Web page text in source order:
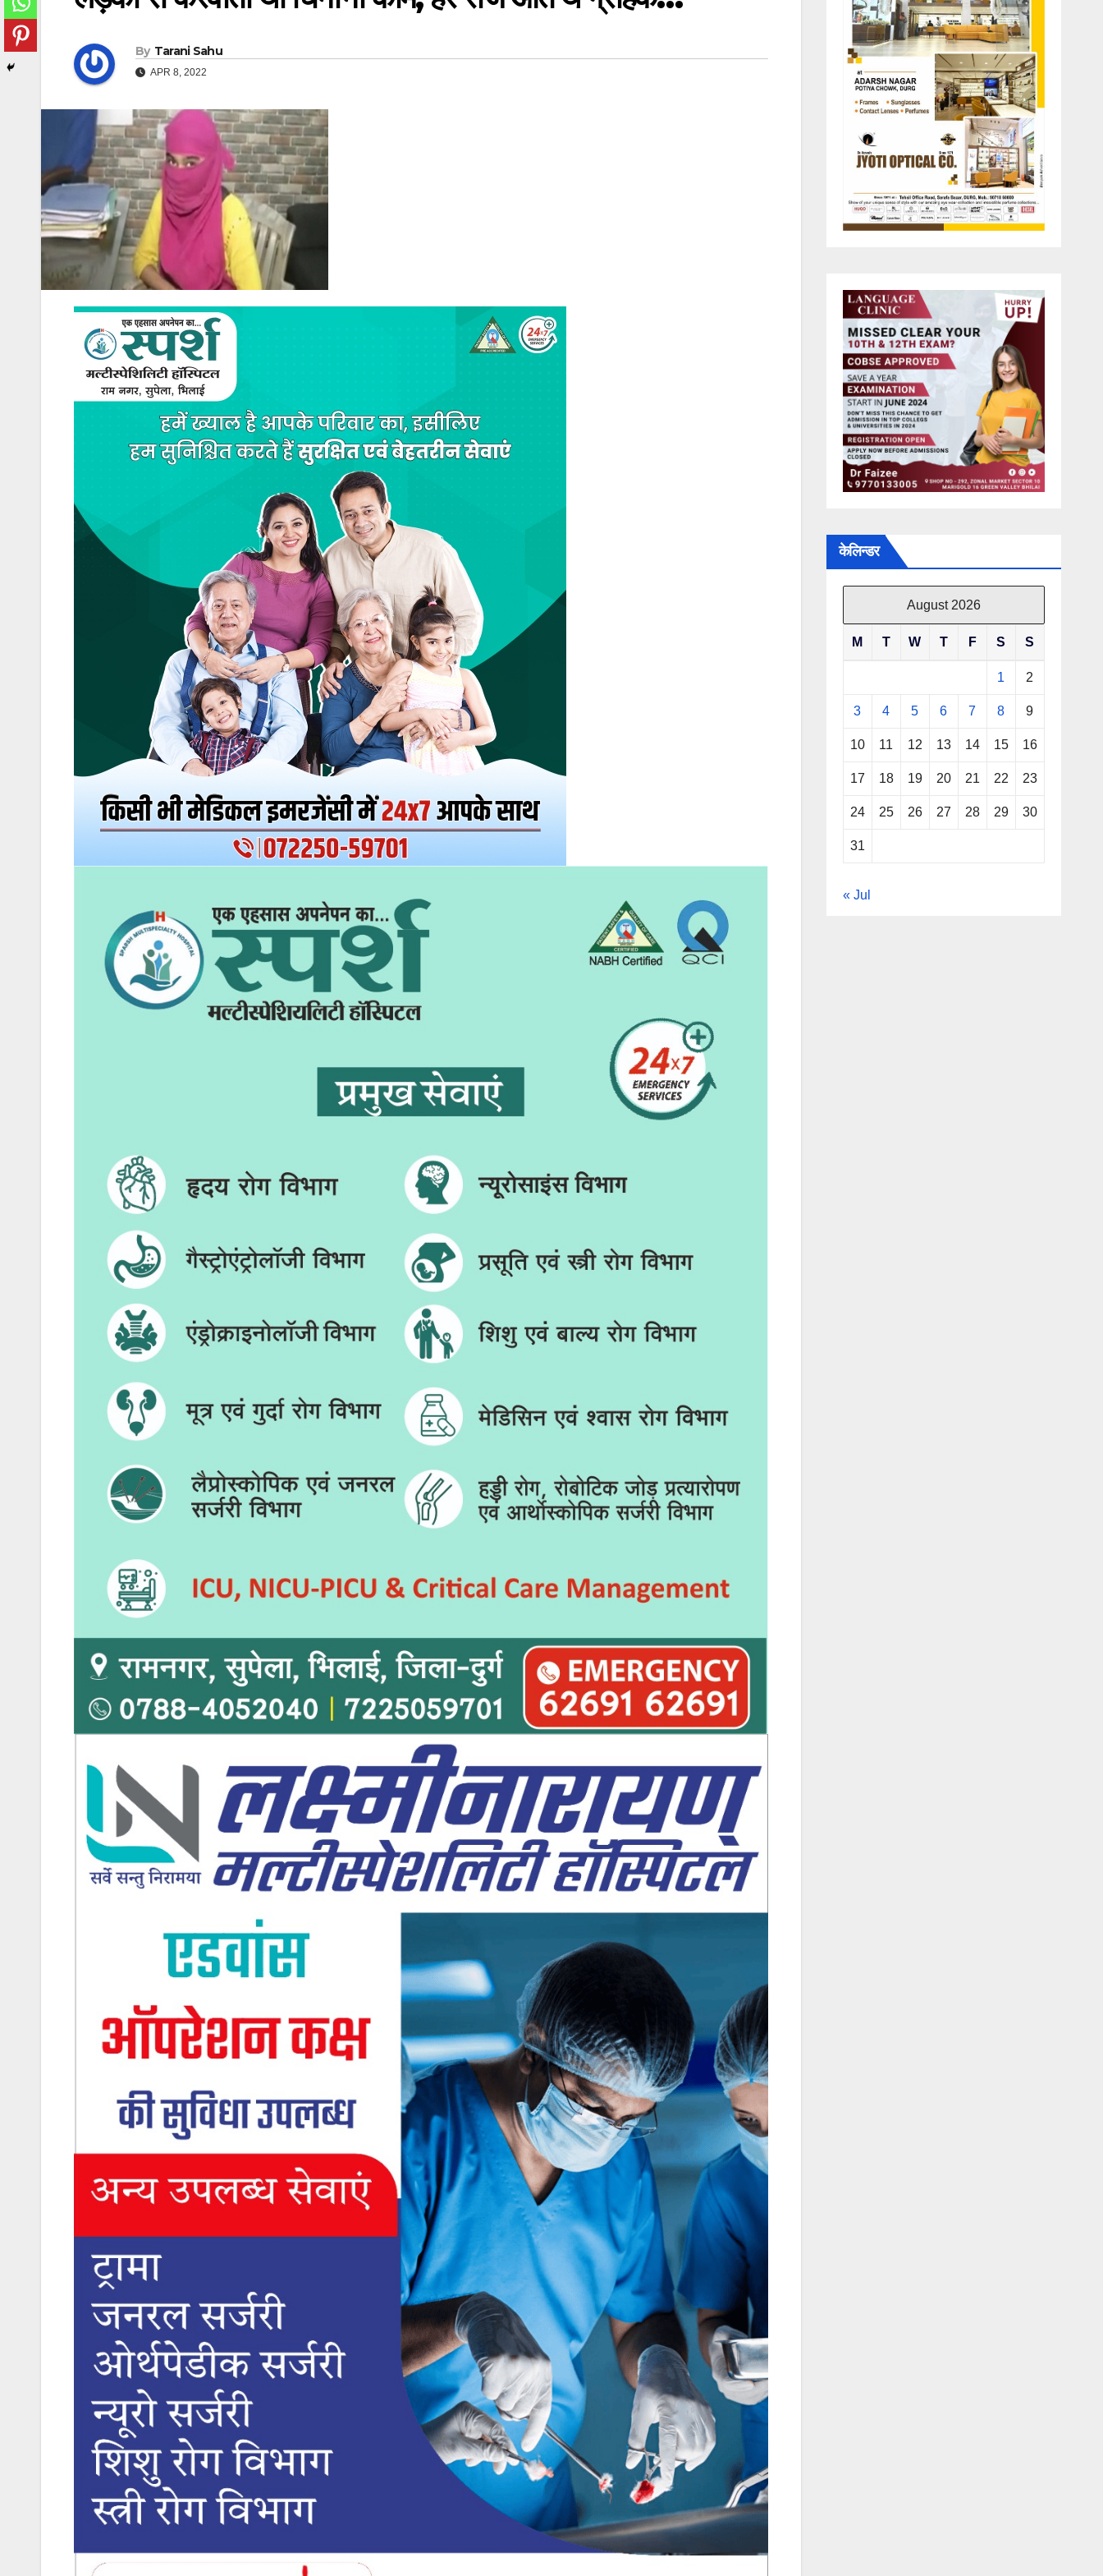
By Tarani Sahu
APR 8, 2022
केलिन्डर
August 2026
M T W T F S S
1 2
3 4 5 6 7 8 9
10 11 12 13 14 15 16
17 18 19 20 21 22 23
24 25 26 27 28 29 30
31
« Jul